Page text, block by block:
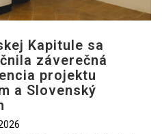
Kapitule sa
záverečná
projektu
a Slovenský